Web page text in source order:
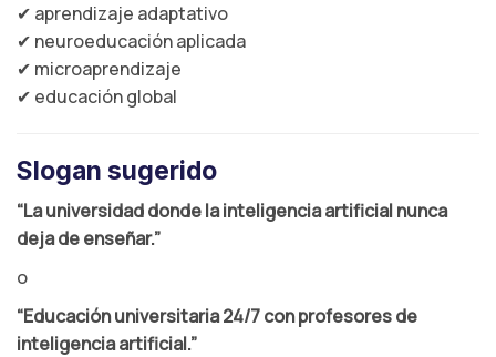
✔ aprendizaje adaptativo
✔ neuroeducación aplicada
✔ microaprendizaje
✔ educación global
Slogan sugerido
“La universidad donde la inteligencia artificial nunca
deja de enseñar.”
o
“Educación universitaria 24/7 con profesores de
inteligencia artificial.”